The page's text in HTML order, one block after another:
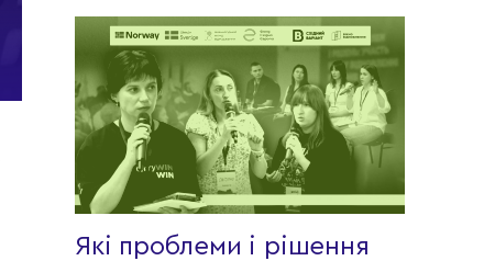
Які проблеми і рішення